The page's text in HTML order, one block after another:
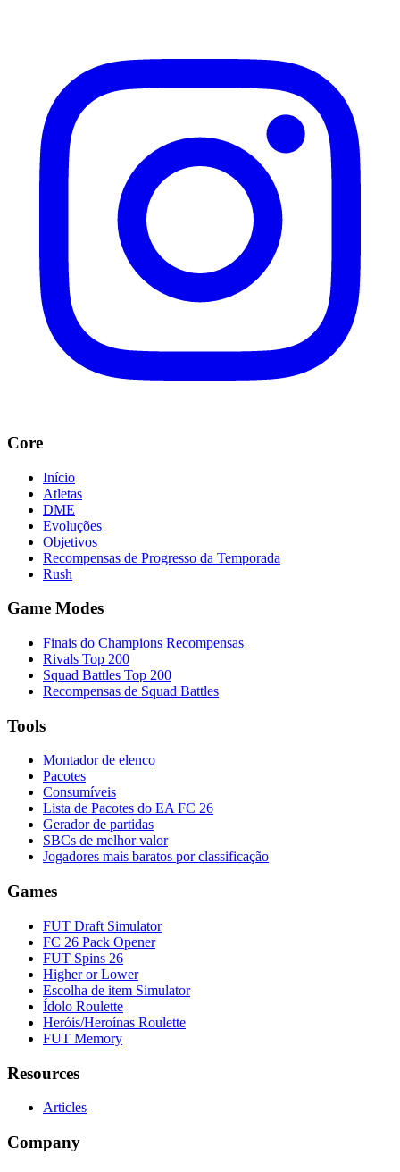
Core
Início
Atletas
DME
Evoluções
Objetivos
Recompensas de Progresso da Temporada
Rush
Game Modes
Finais do Champions Recompensas
Rivals Top 200
Squad Battles Top 200
Recompensas de Squad Battles
Tools
Montador de elenco
Pacotes
Consumíveis
Lista de Pacotes do EA FC 26
Gerador de partidas
SBCs de melhor valor
Jogadores mais baratos por classificação
Games
FUT Draft Simulator
FC 26 Pack Opener
FUT Spins 26
Higher or Lower
Escolha de item Simulator
Ídolo Roulette
Heróis/Heroínas Roulette
FUT Memory
Resources
Articles
Company